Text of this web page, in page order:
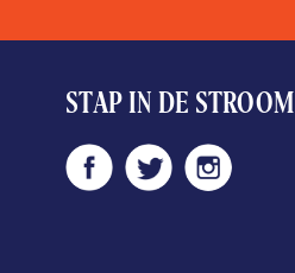
STAP IN DE STROOM